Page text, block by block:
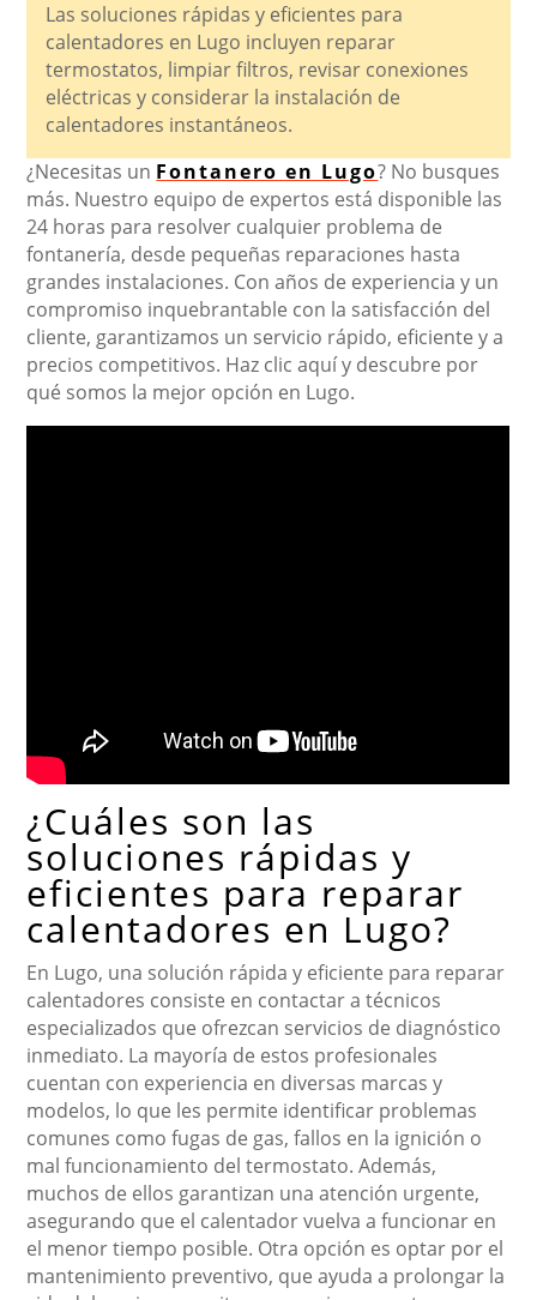
Las soluciones rápidas y eficientes para
calentadores en Lugo incluyen reparar
termostatos, limpiar filtros, revisar conexiones
eléctricas y considerar la instalación de
calentadores instantáneos.
¿Necesitas un Fontanero en Lugo? No busques
más. Nuestro equipo de expertos está disponible las
24 horas para resolver cualquier problema de
fontanería, desde pequeñas reparaciones hasta
grandes instalaciones. Con años de experiencia y un
compromiso inquebrantable con la satisfacción del
cliente, garantizamos un servicio rápido, eficiente y a
precios competitivos. Haz clic aquí y descubre por
qué somos la mejor opción en Lugo.
¿Cuáles son las
soluciones rápidas y
eficientes para reparar
calentadores en Lugo?
En Lugo, una solución rápida y eficiente para reparar
calentadores consiste en contactar a técnicos
especializados que ofrezcan servicios de diagnóstico
inmediato. La mayoría de estos profesionales
cuentan con experiencia en diversas marcas y
modelos, lo que les permite identificar problemas
comunes como fugas de gas, fallos en la ignición o
mal funcionamiento del termostato. Además,
muchos de ellos garantizan una atención urgente,
asegurando que el calentador vuelva a funcionar en
el menor tiempo posible. Otra opción es optar por el
mantenimiento preventivo, que ayuda a prolongar la